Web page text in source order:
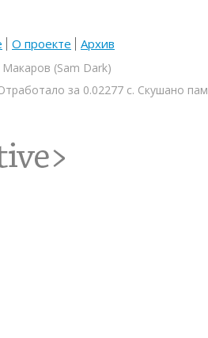
О проекте Архив
(Sam Dark)
за 0.02277 с. Скушано